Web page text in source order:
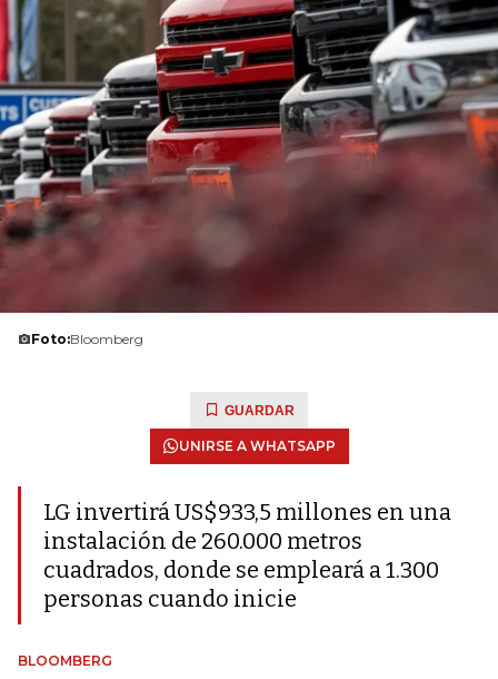
Foto:Bloomberg
GUARDAR
UNIRSE A WHATSAPP
LG invertirá US$933,5 millones en una
instalación de 260.000 metros
cuadrados, donde se empleará a 1.300
personas cuando inicie
BLOOMBERG